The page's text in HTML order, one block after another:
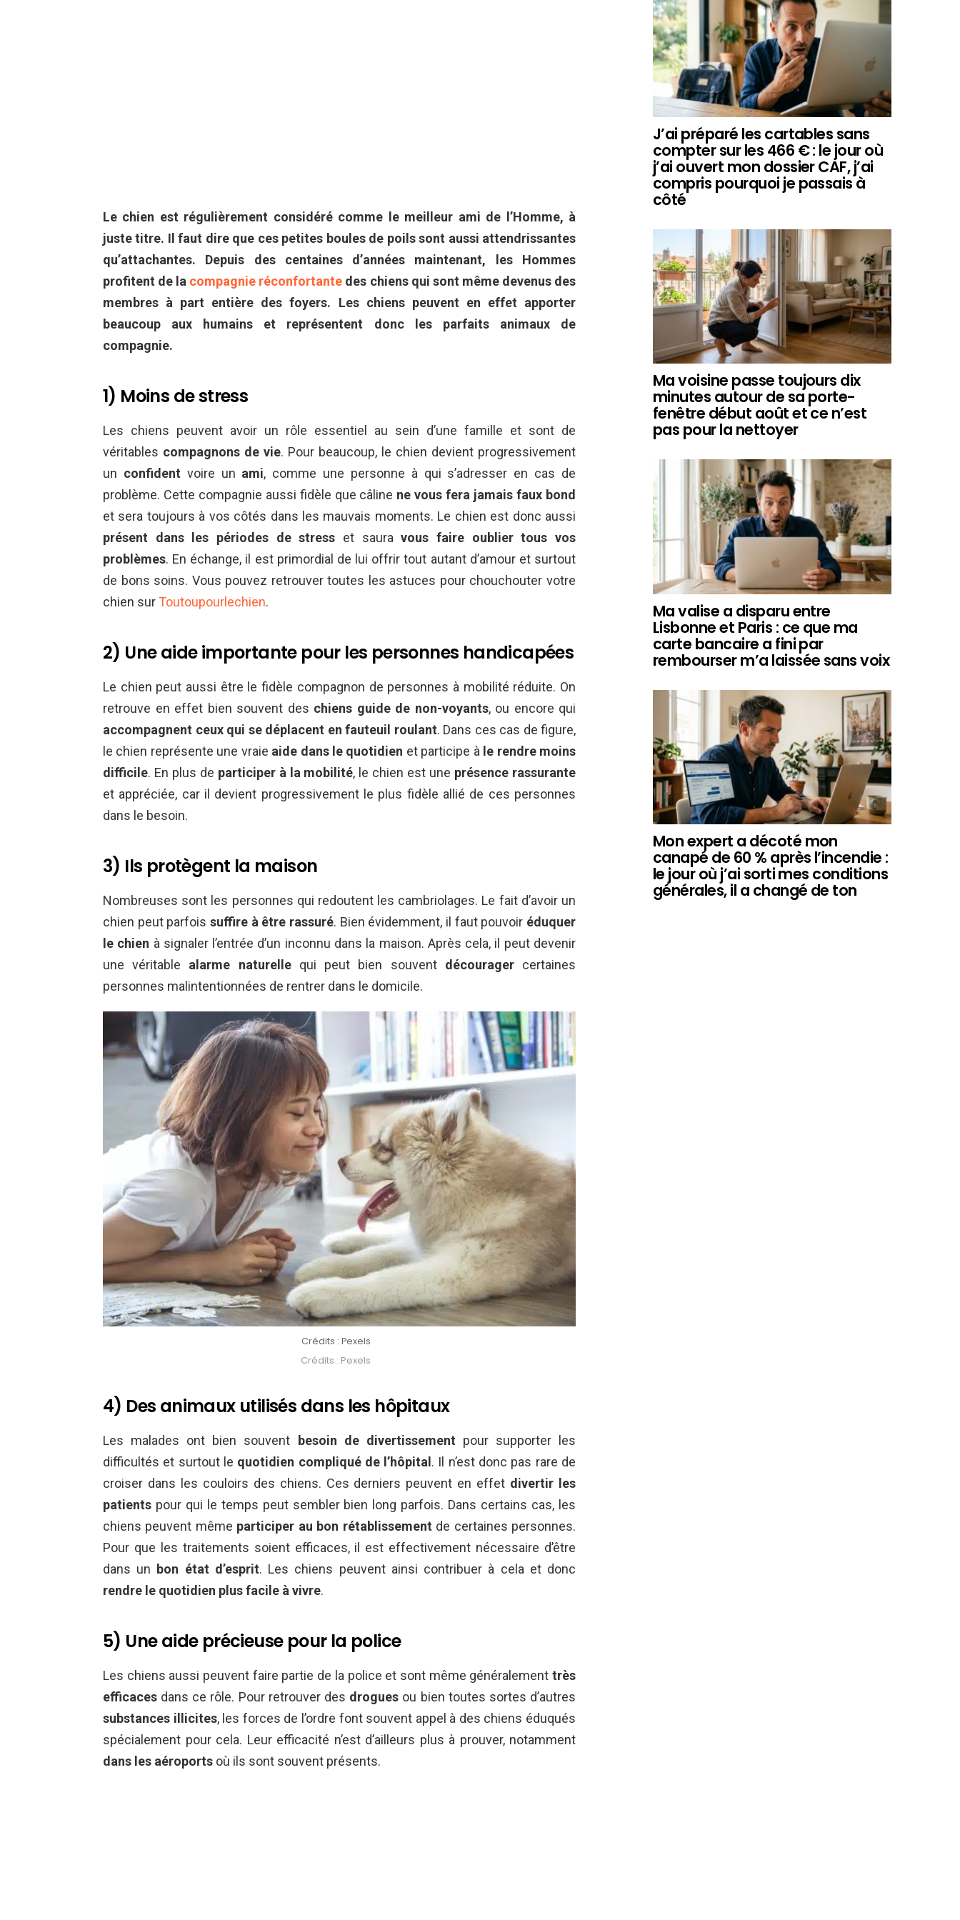
Le chien est régulièrement considéré comme le meilleur ami de l’Homme, à
juste titre. Il faut dire que ces petites boules de poils sont aussi attendrissantes
qu’attachantes. Depuis des centaines d’années maintenant, les Hommes
profitent de la compagnie réconfortante des chiens qui sont même devenus des
membres à part entière des foyers. Les chiens peuvent en effet apporter
beaucoup aux humains et représentent donc les parfaits animaux de
compagnie.
1) Moins de stress
Les chiens peuvent avoir un rôle essentiel au sein d’une famille et sont de
véritables compagnons de vie. Pour beaucoup, le chien devient progressivement
un confident voire un ami, comme une personne à qui s’adresser en cas de
problème. Cette compagnie aussi fidèle que câline ne vous fera jamais faux bond
et sera toujours à vos côtés dans les mauvais moments. Le chien est donc aussi
présent dans les périodes de stress et sauravous faire oublier tous vos
problèmes. En échange, il est primordial de lui offrir tout autant d’amour et surtout
de bons soins. Vous pouvez retrouver toutes les astuces pour chouchouter votre
chien sur Toutoupourlechien.
2) Une aide importante pour les personnes handicapées
Le chien peut aussi être le fidèle compagnon de personnes à mobilité réduite. On
retrouve en effet bien souvent des chiens guide de non-voyants, ou encore qui
accompagnent ceux qui se déplacent en fauteuil roulant. Dans ces cas de figure,
le chien représente une vraie aide dans le quotidien et participe àle rendre moins
difficile. En plus de participer à la mobilité, le chien est une présence rassurante
et appréciée, car il devient progressivement le plus fidèle allié de ces personnes
dans le besoin.
3) Ils protègent la maison
Nombreuses sont les personnes qui redoutent les cambriolages. Le fait d’avoir un
chien peut parfois suffire à être rassuré. Bien évidemment, il faut pouvoir éduquer
le chien à signaler l’entrée d’un inconnu dans la maison. Après cela, il peut devenir
une véritable alarme naturellequi peut bien souvent découragercertaines
personnes malintentionnées de rentrer dans le domicile.
Crédits : Pexels
Crédits : Pexels
4) Des animaux utilisés dans les hôpitaux
Les malades ont bien souvent besoin de divertissement pour supporter les
difficultés et surtout le quotidien compliqué de l’hôpital . Il n’est donc pas rare de
croiser dans les couloirs des chiens. Ces derniers peuvent en effet divertir les
patients pour qui le temps peut sembler bien long parfois. Dans certains cas, les
chiens peuvent même participer au bon rétablissement de certaines personnes.
Pour que les traitements soient efficaces, il est effectivement nécessaire d’être
dans un bon état d’esprit. Les chiens peuvent ainsi contribuer à cela et donc
rendre le quotidien plus facile à vivre.
5) Une aide précieuse pour la police
Les chiens aussi peuvent faire partie de la police et sont même généralement très
efficaces dans ce rôle. Pour retrouver des drogues ou bien toutes sortes d’autres
substances illicites, les forces de l’ordre font souvent appel à des chiens éduqués
spécialement pour cela. Leur efficacité n’est d’ailleurs plus à prouver, notamment
dans les aéroports où ils sont souvent présents.
J’ai préparé les cartables sans
compter sur les 466 € : le jour où
j’ai ouvert mon dossier CAF, j’ai
compris pourquoi je passais à
côté
Ma voisine passe toujours dix
minutes autour de sa porte-
fenêtre début août et ce n’est
pas pour la nettoyer
Ma valise a disparu entre
Lisbonne et Paris : ce que ma
carte bancaire a fini par
rembourser m’a laissée sans voix
Mon expert a décoté mon
canapé de 60 % après l’incendie :
le jour où j’ai sorti mes conditions
générales, il a changé de ton